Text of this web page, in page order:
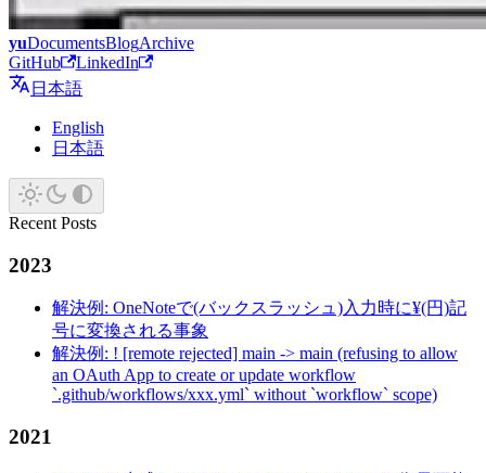
yuDocumentsBlogArchive
GitHub
LinkedIn
日本語
English
日本語
Recent Posts
2023
解決例: OneNoteで(バックスラッシュ)入力時に¥(円)記
号に変換される事象
解決例: ! [remote rejected] main -> main (refusing to allow
an OAuth App to create or update workflow
`.github/workflows/xxx.yml` without `workflow` scope)
2021